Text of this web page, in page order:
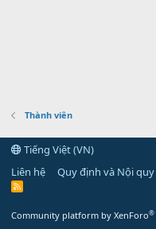
Thành viên
Tiếng Việt (VN)
Liên hệ
Quy định và Nội quy
R
Community platform by XenForo®